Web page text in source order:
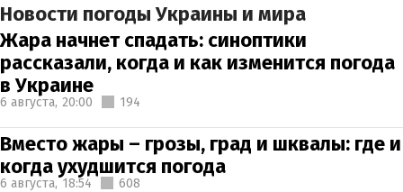
Новости погоды Украины и мира
Жара начнет спадать: синоптики
рассказали, когда и как изменится погода
в Украине
6 августа, 20:00 194
Вместо жары – грозы, град и шквалы: где и
когда ухудшится погода
6 августа, 18:54 608